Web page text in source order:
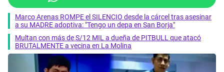
Marco Arenas ROMPE el SILENCIO desde la cárcel tras asesinar
a su MADRE adoptiva: "Tengo un depa en San Borja"
Multan con más de S/12 MIL a dueña de PITBULL que atacó
BRUTALMENTE a vecina en La Molina